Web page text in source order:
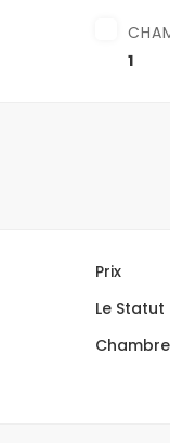
1
Prix
Le Statut